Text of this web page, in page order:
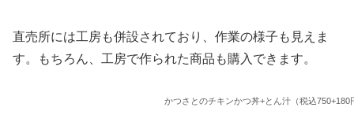
直売所には工房も併設されており、作業の様子も見えま
す。もちろん、工房で作られた商品も購入できます。
かつさとのチキンかつ丼+とん汁（税込750+180